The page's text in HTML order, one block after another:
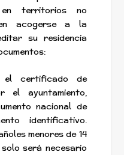
territorios no
acogerse a la
su residencia
el certificado de
el ayuntamiento,
nacional de
identificativo.
menores de 14
será necesario